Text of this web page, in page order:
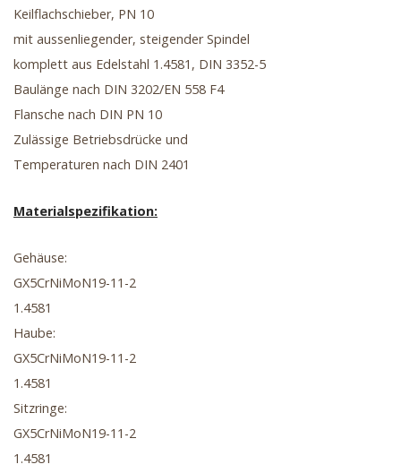
Keilflachschieber, PN 10
mit aussenliegender, steigender Spindel
komplett aus Edelstahl 1.4581, DIN 3352-5
Baulänge nach DIN 3202/EN 558 F4
Flansche nach DIN PN 10
Zulässige Betriebsdrücke und
Temperaturen nach DIN 2401
Materialspezifikation:
Gehäuse:
GX5CrNiMoN19-11-2
1.4581
Haube:
GX5CrNiMoN19-11-2
1.4581
Sitzringe:
GX5CrNiMoN19-11-2
1.4581